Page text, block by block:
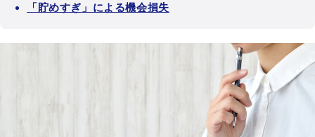
「貯めすぎ」による機会損失